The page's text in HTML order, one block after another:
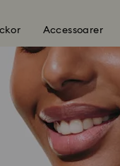
Accessoarer